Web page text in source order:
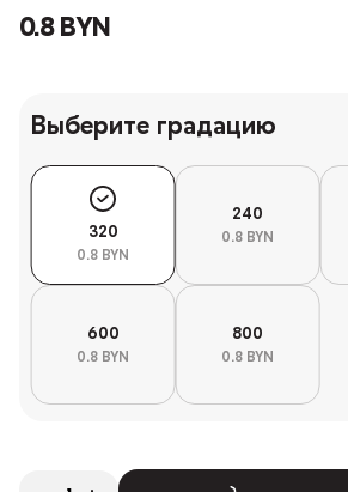
0.8 BYN
Выберите градацию
320
0.8 BYN
240
0.8 BYN
600
0.8 BYN
800
0.8 BYN